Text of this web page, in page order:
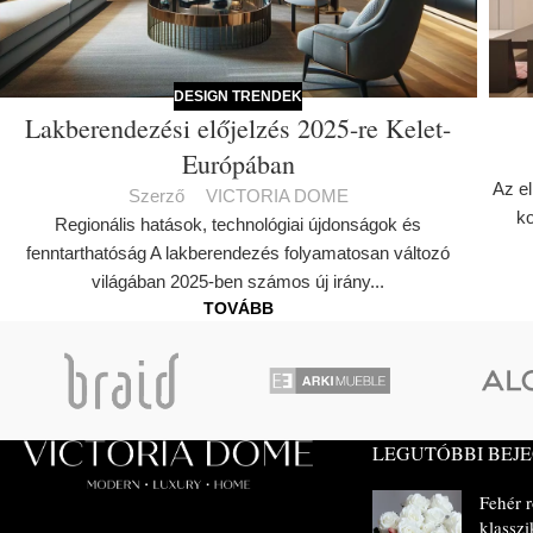
DESIGN TRENDEK
Lakberendezési előjelzés 2025-re Kelet-
Európában
Szerző
VICTORIA DOME
Regionális hatások, technológiai újdonságok és
fenntarthatóság A lakberendezés folyamatosan változó
világában 2025-ben számos új irány...
TOVÁBB
Az
LEGUTÓBBI
Fehér